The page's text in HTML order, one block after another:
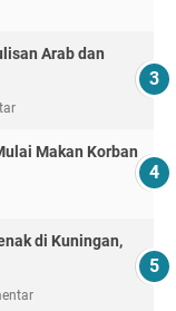
Arab dan
Makan Korban
di Kuningan,